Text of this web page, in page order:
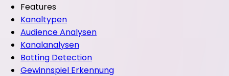
Features
Kanaltypen
Audience Analysen
Kanalanalysen
Botting Detection
Gewinnspiel Erkennung